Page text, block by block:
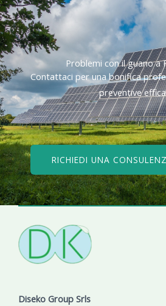
Problemi con il guano a
Contattaci per una bonifica
preventive
RICHIEDI UNA
Diseko Group Srls